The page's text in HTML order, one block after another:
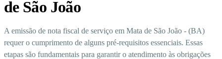
de São João
A emissão de nota fiscal de serviço em Mata de São João - (BA)
requer o cumprimento de alguns pré-requisitos essenciais. Essas
etapas são fundamentais para garantir o atendimento às obrigações